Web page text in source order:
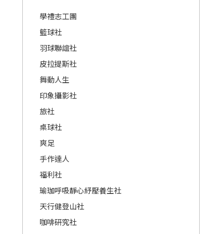
學禮志工團
籃球社
羽球聯誼社
皮拉提斯社
舞動人生
印象攝影社
旅社
桌球社
爽足
手作達人
福利社
瑜珈呼吸靜心紓壓養生社
天行健登山社
咖啡研究社